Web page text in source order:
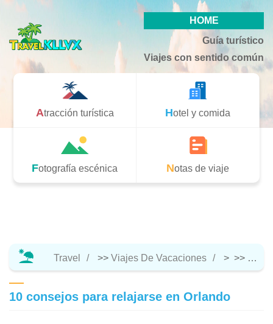
HOME
Guía turístico
Viajes con sentido común
Atracción turística Hotel y comida
Fotografía escénica Notas de viaje
Travel >> Viajes De Vacaciones > >>
10 consejos para relajarse en Orlando